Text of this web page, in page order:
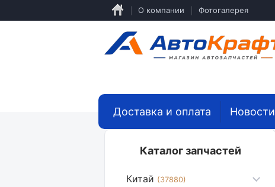
основному
О компании Фотогалерея
Доставка и оплата Новости
Каталог запчастей
Китай (37880)